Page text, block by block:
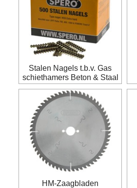
Stalen Nagels t.b.v. Gas
schiethamers Beton & Staal
HM-Zaagbladen